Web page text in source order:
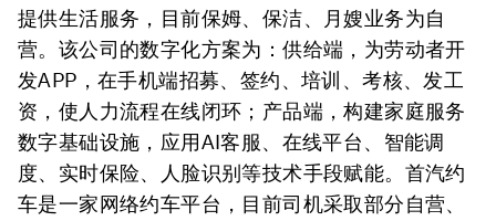
提供生活服务，目前保姆、保洁、月嫂业务为自
营。该公司的数字化方案为：供给端，为劳动者开
发APP，在手机端招募、签约、培训、考核、发工
资，使人力流程在线闭环；产品端，构建家庭服务
数字基础设施，应用AI客服、在线平台、智能调
度、实时保险、人脸识别等技术手段赋能。首汽约
车是一家网络约车平台，目前司机采取部分自营、